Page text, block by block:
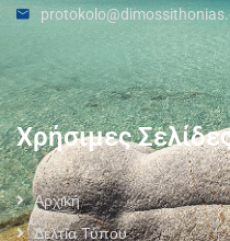
Χρήσιμες
Αρχική
Δελτία Τύπου